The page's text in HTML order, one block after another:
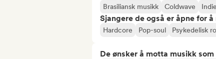
Brasiliansk musikk Coldwave
Sjangere de også er åpne for å
Hardcore Pop-soul Psykedelisk
De ønsker å motta musikk